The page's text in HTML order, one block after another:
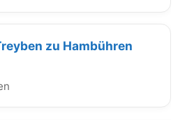
zu Hambühren